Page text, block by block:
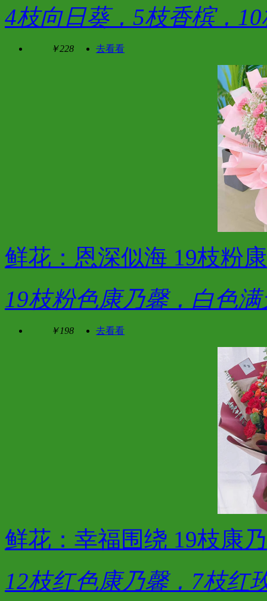
4枝向日葵，5枝香槟，
￥228 去看看
鲜花：恩深似海 19枝粉
19枝粉色康乃馨，白色
￥198 去看看
鲜花：幸福围绕 19枝康
12枝红色康乃馨，7枝红